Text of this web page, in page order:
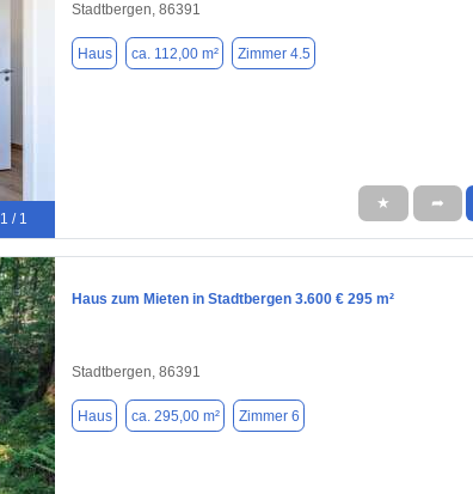
1 / 1
Stadtbergen, 86391
Haus ca. 112,00 m² Zimmer 4.5
★ ➦
Haus zum Mieten in Stadtbergen 3.600 € 295 m²
Stadtbergen, 86391
Haus ca. 295,00 m² Zimmer 6